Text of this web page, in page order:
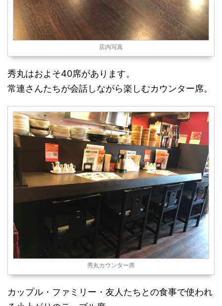
店内写真
秀丸はおよそ40席があります。
常連さんたちが会話しながら楽しむカウンター席。
秀丸カウンター席
カップル・ファミリー・友人たちとの食事で使われ